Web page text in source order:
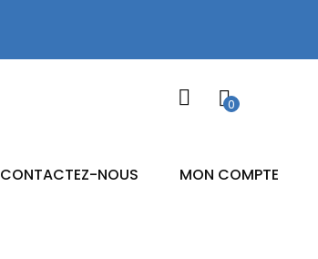
0
CONTACTEZ-NOUS MON COMPTE